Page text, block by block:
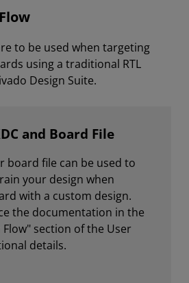
to be used when targeting
using a traditional RTL
Design Suite.
and Board File
board file can be used to
your design when
with a custom design.
the documentation in the
Flow" section of the User
details.